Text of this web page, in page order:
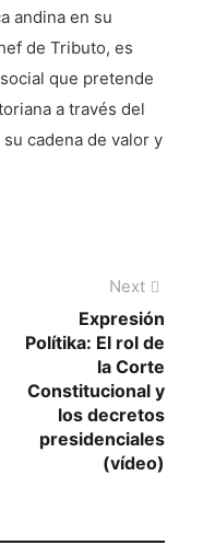
andina en su
de Tributo, es
que pretende
a través del
cadena de valor y
Next
Expresión
Polítika: El rol de
la Corte
Constitucional y
los decretos
presidenciales
(vídeo)